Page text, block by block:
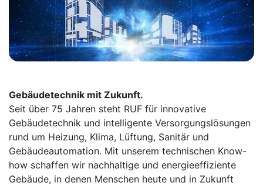
Gebäudetechnik mit Zukunft.
Seit über 75 Jahren steht RUF für innovative
Gebäudetechnik und intelligente Versorgungslösungen
rund um Heizung, Klima, Lüftung, Sanitär und
Gebäudeautomation. Mit unserem technischen Know-
how schaffen wir nachhaltige und energieeffiziente
Gebäude, in denen Menschen heute und in Zukunft